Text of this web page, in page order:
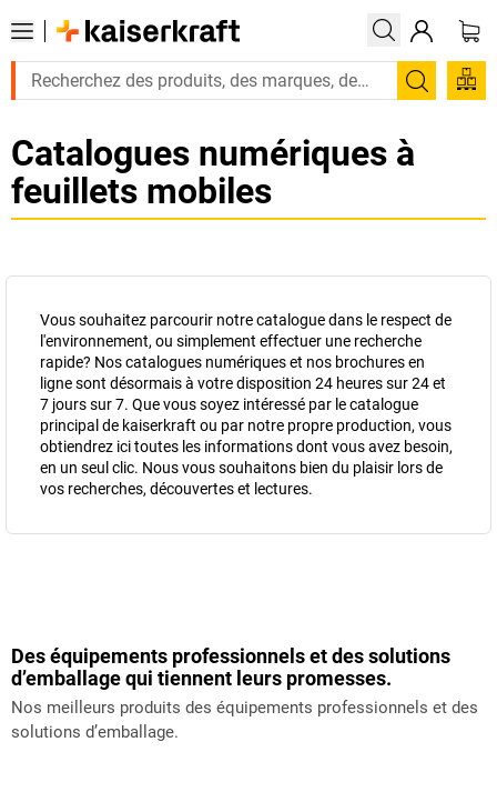
Catalogues numériques à
feuillets mobiles
Vous souhaitez parcourir notre catalogue dans le respect de
l'environnement, ou simplement effectuer une recherche
rapide? Nos catalogues numériques et nos brochures en
ligne sont désormais à votre disposition 24 heures sur 24 et
7 jours sur 7. Que vous soyez intéressé par le catalogue
principal de kaiserkraft ou par notre propre production, vous
obtiendrez ici toutes les informations dont vous avez besoin,
en un seul clic. Nous vous souhaitons bien du plaisir lors de
vos recherches, découvertes et lectures.
Des équipements professionnels et des solutions
d’emballage qui tiennent leurs promesses.
Nos meilleurs produits des équipements professionnels et des
solutions d’emballage.